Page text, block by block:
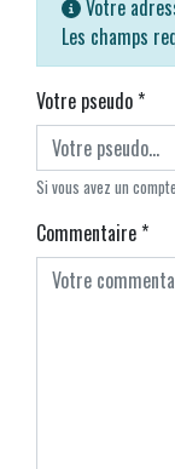
Votre
Les champs
Votre pseudo*
Si vous avez un
Commentaire*